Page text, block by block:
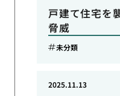
戸建て住宅を
脅威
未分類
2025.11.13